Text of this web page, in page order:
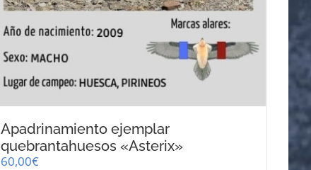
Apadrinamiento ejemplar
quebrantahuesos «Asterix»
60,00€